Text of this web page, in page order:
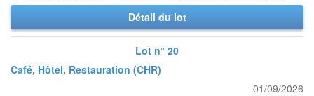
Détail du lot
Lot n° 20
Café, Hôtel, Restauration (CHR)
01/09/2026